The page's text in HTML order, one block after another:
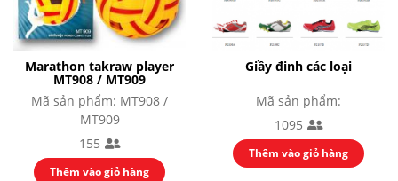
Marathon takraw player
MT908 / MT909
Mã sản phẩm: MT908 /
MT909
155
Thêm vào giỏ hàng
Giầy đinh các loại
Mã sản phẩm:
1095
Thêm vào giỏ hàng